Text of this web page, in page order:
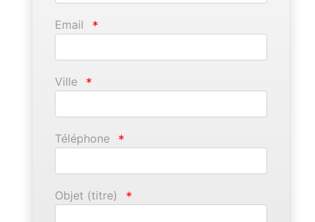
Email *
Ville *
Téléphone *
Objet (titre) *